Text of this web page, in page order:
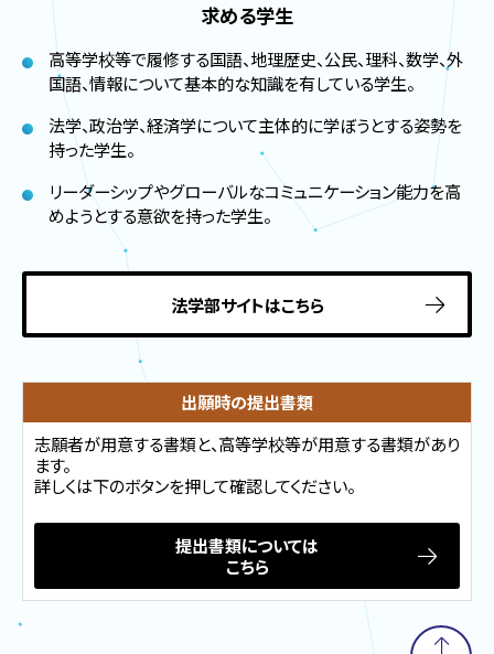
求める学生
高等学校等で履修する国語、地理歴史、公民、理科、数学、外
国語、情報について基本的な知識を有している学生。
法学、政治学、経済学について主体的に学ぼうとする姿勢を
持った学生。
リーダーシップやグローバルなコミュニケーション能力を高
めようとする意欲を持った学生。
法学部サイトはこちら
出願時の提出書類
志願者が用意する書類と、高等学校等が用意する書類があり
ます。
詳しくは下のボタンを押して確認してください。
提出書類については
こちら